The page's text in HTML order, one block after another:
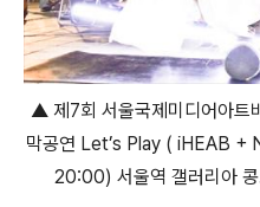
▲ 제7회 서울국제미디어아
막공연 Let’s Play ( iHEAB
20:00) 서울역 갤러리아